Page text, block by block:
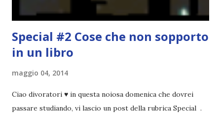
Special #2 Cose che non sopporto
in un libro
maggio 04, 2014
Ciao divoratori ♥ in questa noiosa domenica che dovrei
passare studiando, vi lascio un post della rubrica Special .